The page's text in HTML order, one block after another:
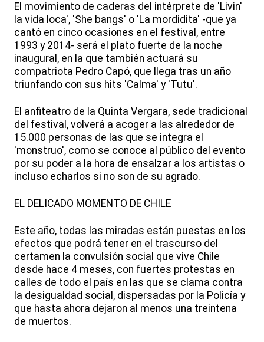
El movimiento de caderas del intérprete de 'Livin'
la vida loca', 'She bangs' o 'La mordidita' -que ya
cantó en cinco ocasiones en el festival, entre
1993 y 2014- será el plato fuerte de la noche
inaugural, en la que también actuará su
compatriota Pedro Capó, que llega tras un año
triunfando con sus hits 'Calma' y 'Tutu'.
El anfiteatro de la Quinta Vergara, sede tradicional
del festival, volverá a acoger a las alrededor de
15.000 personas de las que se integra el
'monstruo', como se conoce al público del evento
por su poder a la hora de ensalzar a los artistas o
incluso echarlos si no son de su agrado.
EL DELICADO MOMENTO DE CHILE
Este año, todas las miradas están puestas en los
efectos que podrá tener en el trascurso del
certamen la convulsión social que vive Chile
desde hace 4 meses, con fuertes protestas en
calles de todo el país en las que se clama contra
la desigualdad social, dispersadas por la Policía y
que hasta ahora dejaron al menos una treintena
de muertos.